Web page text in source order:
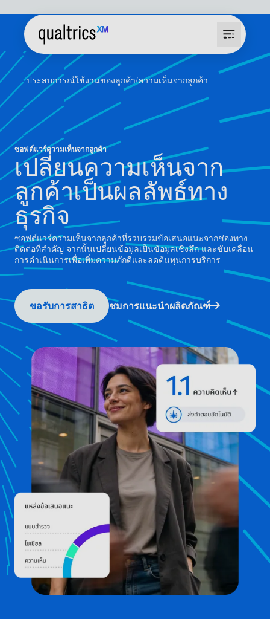
ประสบการณ์ใช้งานของลูกค้า ความเห็นจากลูกค้า
ซอฟต์แวร์ความเห็นจากลูกค้า
เปลี่ยนความเห็นจาก
ลูกค้าเป็นผลลัพธ์ทาง
ธุรกิจ
ซอฟต์แวร์ความเห็นจากลูกค้าที่รวบรวมข้อเสนอแนะจากช่องทาง
ติดต่อที่สำคัญ จากนั้นเปลี่ยนข้อมูลเป็นข้อมูลเชิงลึก และขับเคลื่อน
การดำเนินการเพื่อเพิ่มความภักดีและลดต้นทุนการบริการ
ขอรับการสาธิต ชมการแนะนำผลิตภัณฑ์